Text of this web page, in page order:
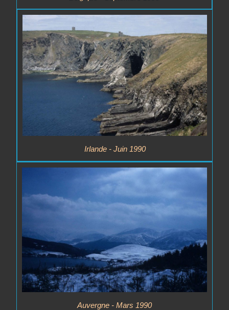
Irlande - Juin 1990
Auvergne - Mars 1990